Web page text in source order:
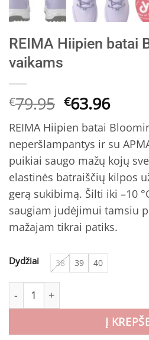
REIMA Hiipien batai
vaikams
€79.95 Original
price
was:
€79.95.
€63.96
price
is:
REIMA Hiipien batai
neperšlampantys ir su
puikiai saugo mažų kojų
elastinės batraiščių kilpos
gerą sukibimą. Šilti iki –10
saugiam judėjimui tamsiu
mažajam tikrai patiks.
Dydžiai 38 39 40
produkto kiekis: REIMA
Į